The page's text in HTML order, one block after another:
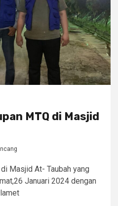
MTQ di Masjid
Masjid At- Taubah yang
Januari 2024 dengan